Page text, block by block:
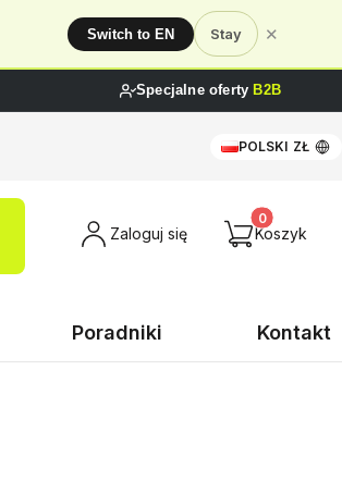
Switch to EN Stay ✕
Specjalne oferty B2B
POLSKI ZŁ
Zaloguj się Produkty w
Koszyk
Poradniki Kontakt